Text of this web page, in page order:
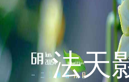
法天